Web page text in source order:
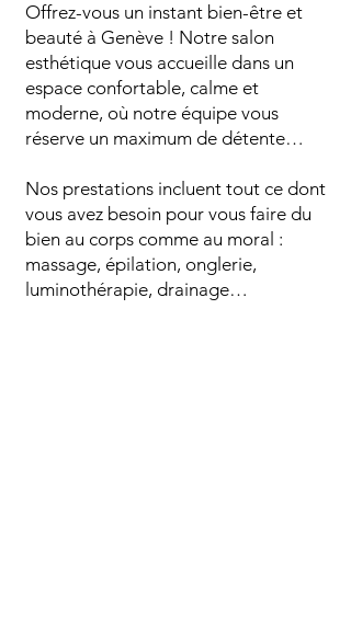
Offrez-vous un instant bien-être et
beauté à Genève ! Notre salon
esthétique vous accueille dans un
espace confortable, calme et
moderne, où notre équipe vous
réserve un maximum de détente…
Nos prestations incluent tout ce dont
vous avez besoin pour vous faire du
bien au corps comme au moral :
massage, épilation, onglerie,
luminothérapie, drainage…